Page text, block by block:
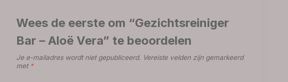
Wees de eerste om “Gezichtsreiniger
Bar – Aloë Vera” te beoordelen
Je e-mailadres wordt niet gepubliceerd. Vereiste velden zijn gemarkeerd
met *